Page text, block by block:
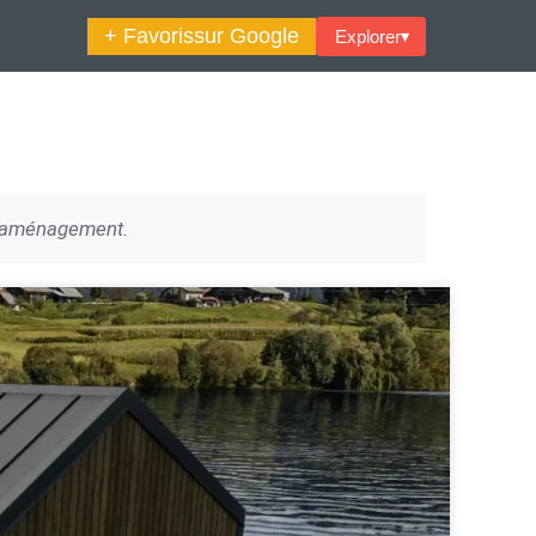
+ Favorissur Google Explorer▾
Décoration Et Design
La Déco Petite Surface
Piscine